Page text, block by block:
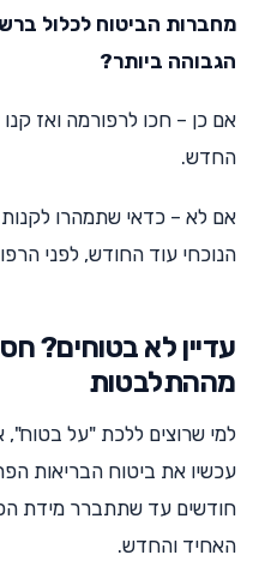
מחברות הביטוח לכלול
הגבוהה ביותר?
אם כן – חכו לרפורמה ואז
החדש.
אם לא – כדאי שתמהרו
הנוכחי עוד החודש, לפני
מההתלבטות
למי שרוצים ללכת "על בטוח",
עכשיו את ביטוח הבריאות
חודשים עד שתתברר מידת
האחיד והחדש.